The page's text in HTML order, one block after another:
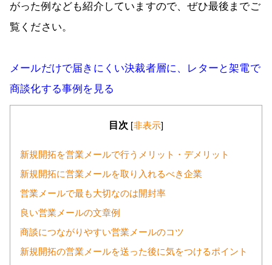
がった例なども紹介していますので、ぜひ最後までご
覧ください。
メールだけで届きにくい決裁者層に、レターと架電で
商談化する事例を見る
目次 [非表示]
新規開拓を営業メールで行うメリット・デメリット
新規開拓に営業メールを取り入れるべき企業
営業メールで最も大切なのは開封率
良い営業メールの文章例
商談につながりやすい営業メールのコツ
新規開拓の営業メールを送った後に気をつけるポイント